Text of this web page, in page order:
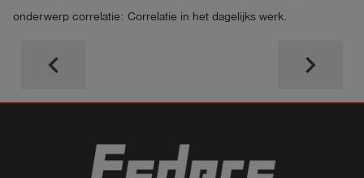
onderwerp correlatie: Correlatie in het dagelijks werk.
keyboard_arrow_left keyboard_arrow_right